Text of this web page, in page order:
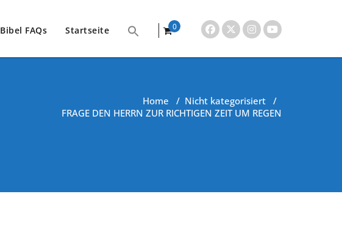
Bibel FAQs Startseite
0
Home / Nicht kategorisiert /
FRAGE DEN HERRN ZUR RICHTIGEN ZEIT UM REGEN